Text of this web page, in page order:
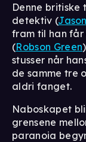
Denne britiske
detektiv (
fram til han får
(Robson Green
stusser når
de samme tre
aldri fanget.
Naboskapet
grensene
paranoia